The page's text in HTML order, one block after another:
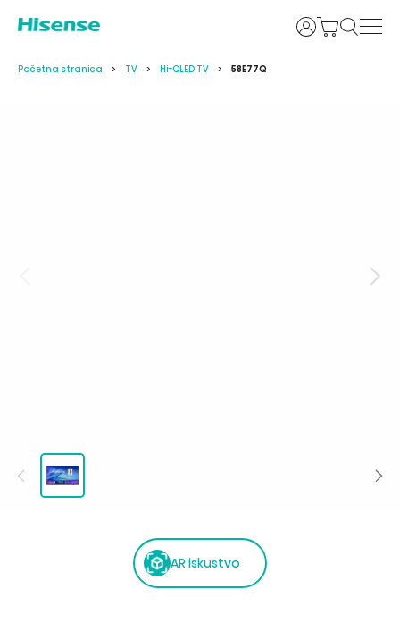
Prijava
Početna stranica TV Hi-QLED TV 58E77Q
AR iskustvo